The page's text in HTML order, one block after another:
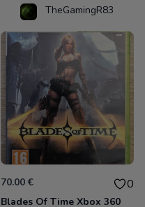
TheGamingR83
70.00 € 0
Blades Of Time Xbox 360